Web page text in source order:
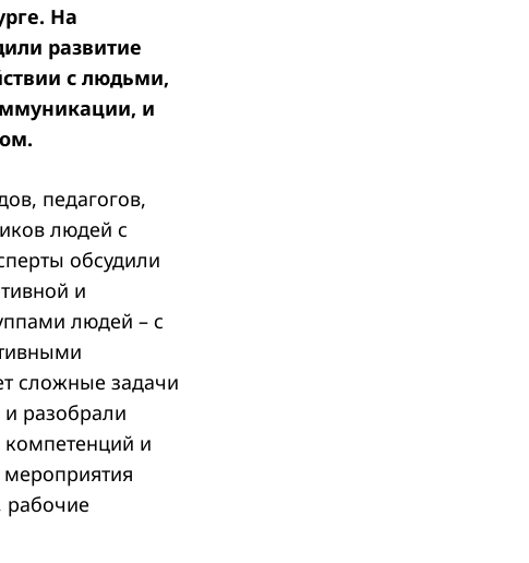
На
развитие
с людьми,
и
педагогов,
людей с
обсудили
и
людей – с
сложные задачи
разобрали
компетенций и
рабочие